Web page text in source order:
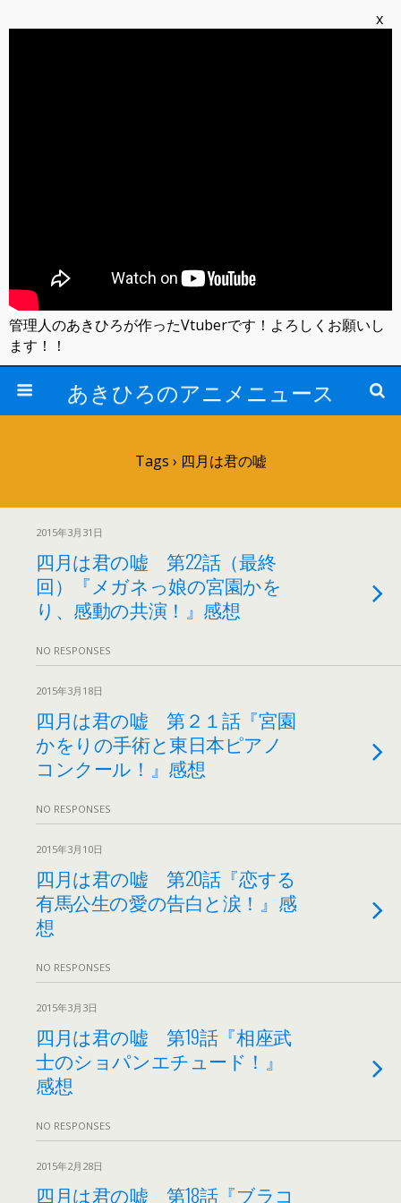
あきひろのアニメニュース
Tags › 四月は君の嘘
2015年3月31日
四月は君の嘘 第22話（最終
回）『メガネっ娘の宮園かを
り、感動の共演！』感想
NO RESPONSES
2015年3月18日
四月は君の嘘 第２１話『宮園
かをりの手術と東日本ピアノ
コンクール！』感想
NO RESPONSES
2015年3月10日
四月は君の嘘 第20話『恋する
有馬公生の愛の告白と涙！』感
想
NO RESPONSES
2015年3月3日
四月は君の嘘 第19話『相座武
士のショパンエチュード！』
感想
NO RESPONSES
2015年2月28日
四月は君の嘘 第18話『ブラコ
x
管理人のあきひろが作ったVtuberです！よろしくお願いし
ます！！